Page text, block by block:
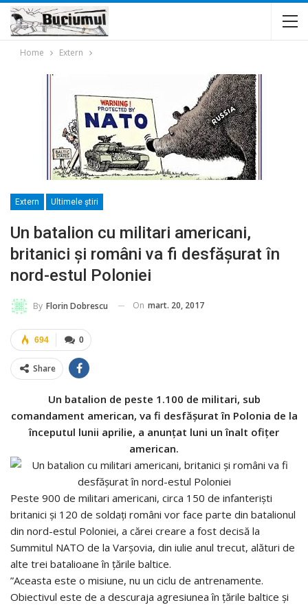
Home Extern
Extern Ultimele ştiri
Un batalion cu militari americani,
britanici și români va fi desfășurat în
nord-estul Poloniei
By Florin Dobrescu On mart. 20, 2017
0
694
Share
Un batalion de peste 1.100 de militari, sub
comandament american, va fi desfășurat în Polonia de la
începutul lunii aprilie, a anunțat luni un înalt ofițer
american.
Peste 900 de militari americani, circa 150 de infanteriști
britanici și 120 de soldați români vor face parte din batalionul
din nord-estul Poloniei, a cărei creare a fost decisă la
Summitul NATO de la Varșovia, din iulie anul trecut, alături de
alte trei batalioane în țările baltice.
”Aceasta este o misiune, nu un ciclu de antrenamente.
Obiectivul este de a descuraja agresiunea în țările baltice și